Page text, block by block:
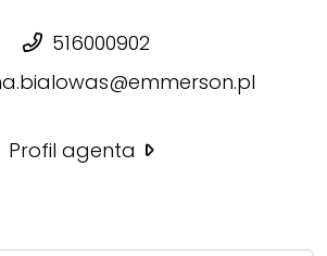
516000902
Profil agenta